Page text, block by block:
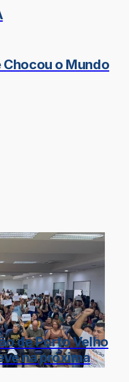
Chocou o Mundo
de Porto Velho
na próxima